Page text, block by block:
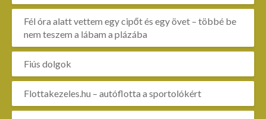
Fél óra alatt vettem egy cipőt és egy övet – többé be
nem teszem a lábam a plázába
Fiús dolgok
Flottakezeles.hu – autóflotta a sportolókért